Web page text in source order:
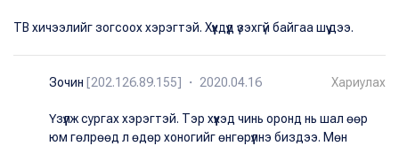
ТВ хичээлийг зогсоох хэрэгтэй. Хүүхдүүд үзэхгүй байгаа шүү дээ.
Зочин [202.126.89.155] ・ 2020.04.16 Хариулах
Үзүүлж сургах хэрэгтэй. Тэр хүүхэд чинь оронд нь шал өөр
юм гөлрөөд л өдөр хоногийг өнгөрүүлнэ биздээ. Мөн